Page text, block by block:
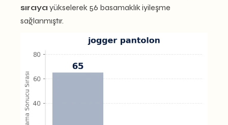
sıraya yükselerek 56 basamaklık iyileşme
sağlanmıştır.